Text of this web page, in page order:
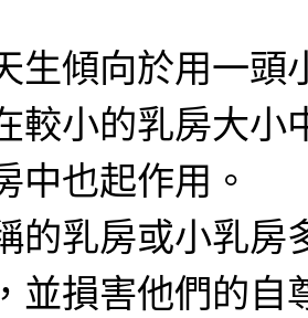
生傾向於用一頭
較小的乳房大小
中也起作用。
的乳房或小乳房
並損害他們的自